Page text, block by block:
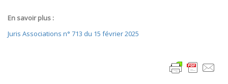
En savoir plus :
Juris Associations n° 713 du 15 février 2025